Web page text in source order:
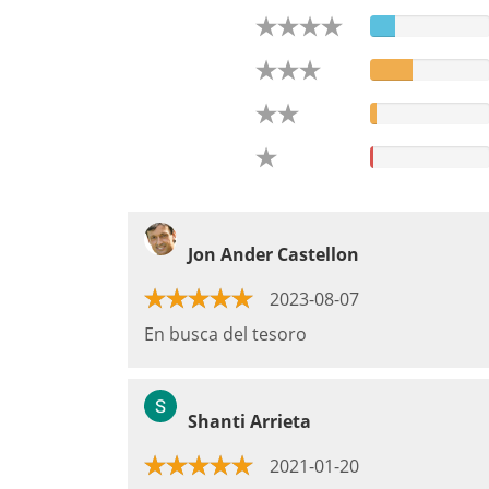
Jon Ander Castellon
2023-08-07
En busca del tesoro
Shanti Arrieta
2021-01-20